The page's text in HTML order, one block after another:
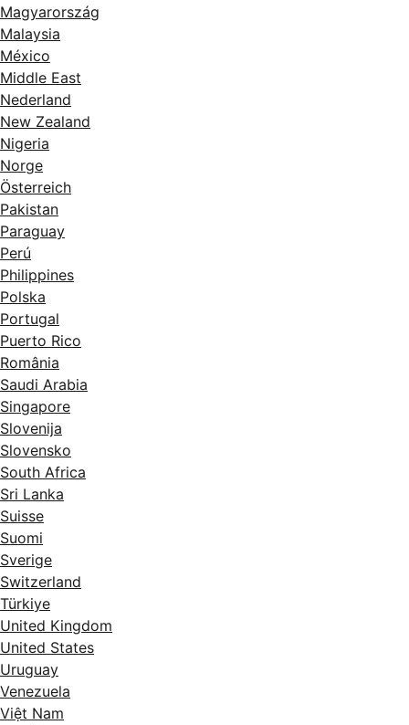
Magyarország
Malaysia
México
Middle East
Nederland
New Zealand
Nigeria
Norge
Österreich
Pakistan
Paraguay
Perú
Philippines
Polska
Portugal
Puerto Rico
România
Saudi Arabia
Singapore
Slovenija
Slovensko
South Africa
Sri Lanka
Suisse
Suomi
Sverige
Switzerland
Türkiye
United Kingdom
United States
Uruguay
Venezuela
Việt Nam